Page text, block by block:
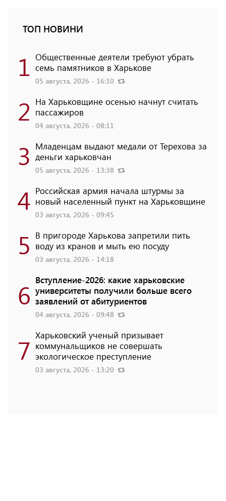
ТОП НОВИНИ
1 Общественные деятели требуют убрать
семь памятников в Харькове
05 августа, 2026 - 16:10
2 На Харьковщине осенью начнут считать
пассажиров
04 августа, 2026 - 08:11
3 Младенцам выдают медали от Терехова за
деньги харьковчан
05 августа, 2026 - 13:38
4 Российская армия начала штурмы за
новый населенный пункт на Харьковщине
03 августа, 2026 - 09:45
5 В пригороде Харькова запретили пить
воду из кранов и мыть ею посуду
03 августа, 2026 - 14:18
6 Вступление-2026: какие харьковские
университеты получили больше всего
заявлений от абитуриентов
04 августа, 2026 - 09:48
7 Харьковский ученый призывает
коммунальщиков не совершать
экологическое преступление
03 августа, 2026 - 13:20